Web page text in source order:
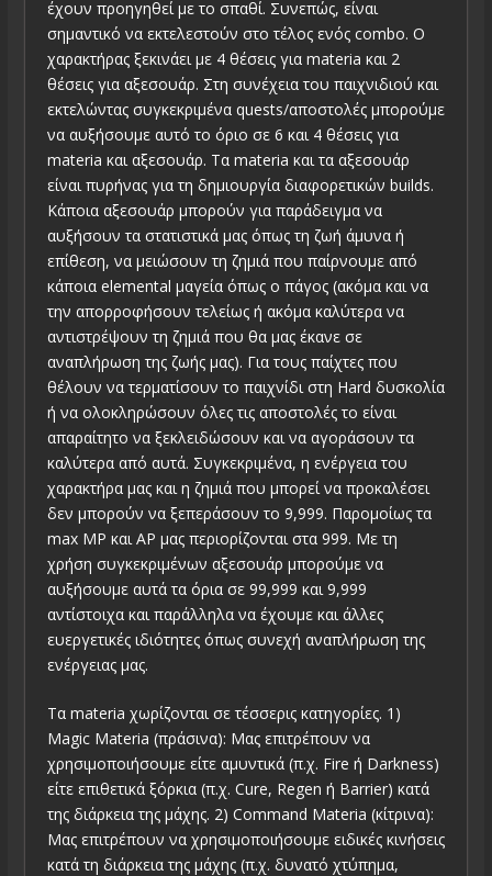
έχουν προηγηθεί με το σπαθί. Συνεπώς, είναι
σημαντικό να εκτελεστούν στο τέλος ενός combo. Ο
χαρακτήρας ξεκινάει με 4 θέσεις για materia και 2
θέσεις για αξεσουάρ. Στη συνέχεια του παιχνιδιού και
εκτελώντας συγκεκριμένα quests/αποστολές μπορούμε
να αυξήσουμε αυτό το όριο σε 6 και 4 θέσεις για
materia και αξεσουάρ. Τα materia και τα αξεσουάρ
είναι πυρήνας για τη δημιουργία διαφορετικών builds.
Κάποια αξεσουάρ μπορούν για παράδειγμα να
αυξήσουν τα στατιστικά μας όπως τη ζωή άμυνα ή
επίθεση, να μειώσουν τη ζημιά που παίρνουμε από
κάποια elemental μαγεία όπως ο πάγος (ακόμα και να
την απορροφήσουν τελείως ή ακόμα καλύτερα να
αντιστρέψουν τη ζημιά που θα μας έκανε σε
αναπλήρωση της ζωής μας). Για τους παίχτες που
θέλουν να τερματίσουν το παιχνίδι στη Hard δυσκολία
ή να ολοκληρώσουν όλες τις αποστολές το είναι
απαραίτητο να ξεκλειδώσουν και να αγοράσουν τα
καλύτερα από αυτά. Συγκεκριμένα, η ενέργεια του
χαρακτήρα μας και η ζημιά που μπορεί να προκαλέσει
δεν μπορούν να ξεπεράσουν το 9,999. Παρομοίως τα
max MP και AP μας περιορίζονται στα 999. Με τη
χρήση συγκεκριμένων αξεσουάρ μπορούμε να
αυξήσουμε αυτά τα όρια σε 99,999 και 9,999
αντίστοιχα και παράλληλα να έχουμε και άλλες
ευεργετικές ιδιότητες όπως συνεχή αναπλήρωση της
ενέργειας μας.
Τα materia χωρίζονται σε τέσσερις κατηγορίες. 1)
Magic Materia (πράσινα): Μας επιτρέπουν να
χρησιμοποιήσουμε είτε αμυντικά (π.χ. Fire ή Darkness)
είτε επιθετικά ξόρκια (π.χ. Cure, Regen ή Barrier) κατά
της διάρκεια της μάχης. 2) Command Materia (κίτρινα):
Μας επιτρέπουν να χρησιμοποιήσουμε ειδικές κινήσεις
κατά τη διάρκεια της μάχης (π.χ. δυνατό χτύπημα,